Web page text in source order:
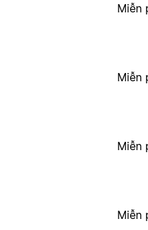
Miễn
Miễn
Miễn
Miễn